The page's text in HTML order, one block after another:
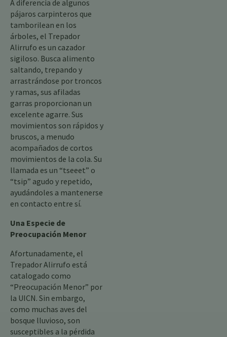
A diferencia de algunos
pájaros carpinteros que
tamborilean en los
árboles, el Trepador
Alirrufo es un cazador
sigiloso. Busca alimento
saltando, trepando y
arrastrándose por troncos
y ramas, sus afiladas
garras proporcionan un
excelente agarre. Sus
movimientos son rápidos y
bruscos, a menudo
acompañados de cortos
movimientos de la cola. Su
llamada es un “tseeet” o
“tsip” agudo y repetido,
ayudándoles a mantenerse
en contacto entre sí.
Una Especie de
Preocupación Menor
Afortunadamente, el
Trepador Alirrufo está
catalogado como
“Preocupación Menor” por
la UICN. Sin embargo,
como muchas aves del
bosque lluvioso, son
susceptibles a la pérdida